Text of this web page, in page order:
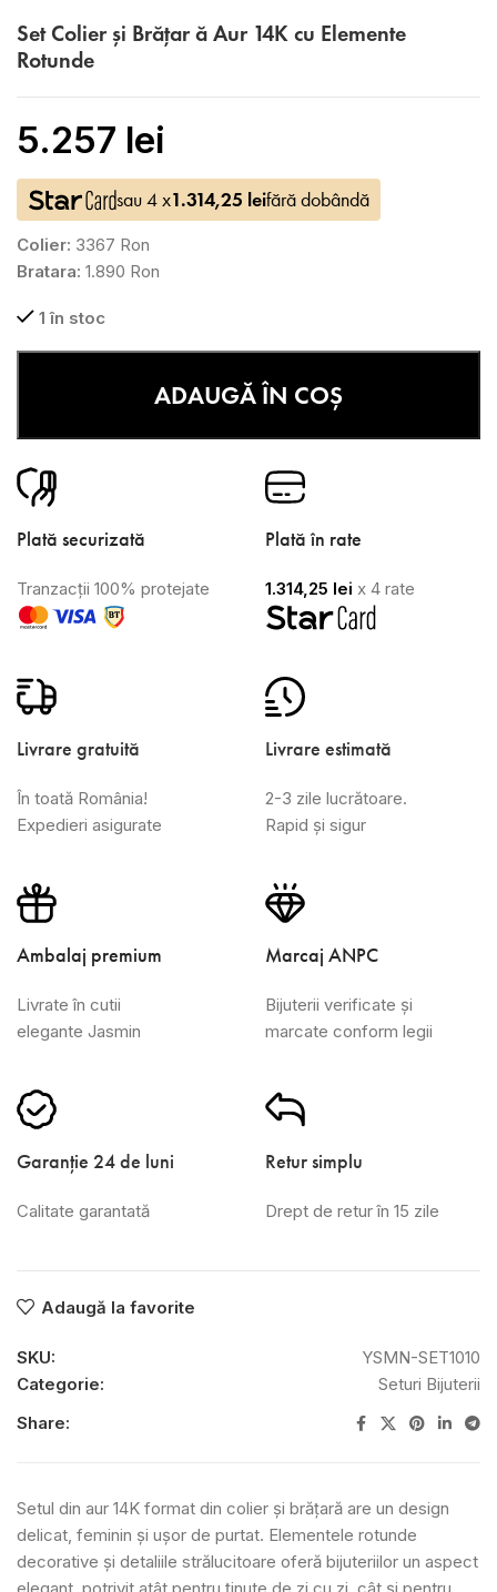
Set Colier și Brățar ă Aur 14K cu Elemente
Rotunde
5.257 lei
sau 4 x1.314,25 leifără dobândă
Colier: 3367 Ron
Bratara: 1.890 Ron
1 în stoc
ADAUGĂ ÎN COȘ
Plată securizată
Tranzacții 100% protejate
Plată în rate
1.314,25 lei x 4 rate
Livrare gratuită
În toată România!
Expedieri asigurate
Livrare estimată
2-3 zile lucrătoare.
Rapid și sigur
Ambalaj premium
Livrate în cutii
elegante Jasmin
Marcaj ANPC
Bijuterii verificate și
marcate conform legii
Garanție 24 de luni
Calitate garantată
Retur simplu
Drept de retur în 15 zile
Adaugă la favorite
SKU:
YSMN-SET1010
Categorie:
Seturi Bijuterii
Share:
Setul din aur 14K format din colier și brățară are un design
delicat, feminin și ușor de purtat. Elementele rotunde
decorative și detaliile strălucitoare oferă bijuteriilor un aspect